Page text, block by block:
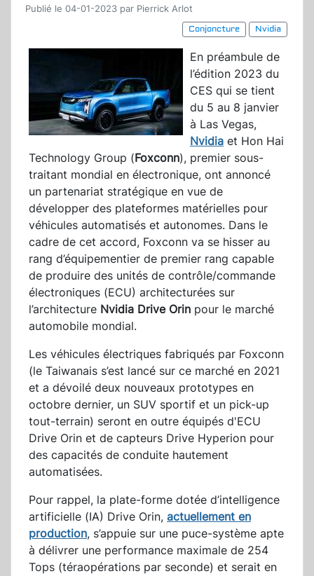
Publié le 04-01-2023 par Pierrick Arlot
Conjoncture
Nvidia
En préambule de
l’édition 2023 du
CES qui se tient
du 5 au 8 janvier
à Las Vegas,
Nvidia et Hon Hai
Technology Group (Foxconn), premier sous-
traitant mondial en électronique, ont annoncé
un partenariat stratégique en vue de
développer des plateformes matérielles pour
véhicules automatisés et autonomes. Dans le
cadre de cet accord, Foxconn va se hisser au
rang d’équipementier de premier rang capable
de produire des unités de contrôle/commande
électroniques (ECU) architecturées sur
l’architecture Nvidia Drive Orin pour le marché
automobile mondial.
Les véhicules électriques fabriqués par Foxconn
(le Taiwanais s’est lancé sur ce marché en 2021
et a dévoilé deux nouveaux prototypes en
octobre dernier, un SUV sportif et un pick-up
tout-terrain) seront en outre équipés d'ECU
Drive Orin et de capteurs Drive Hyperion pour
des capacités de conduite hautement
automatisées.
Pour rappel, la plate-forme dotée d’intelligence
artificielle (IA) Drive Orin, actuellement en
production, s’appuie sur une puce-système apte
à délivrer une performance maximale de 254
Tops (téraopérations par seconde) et serait en